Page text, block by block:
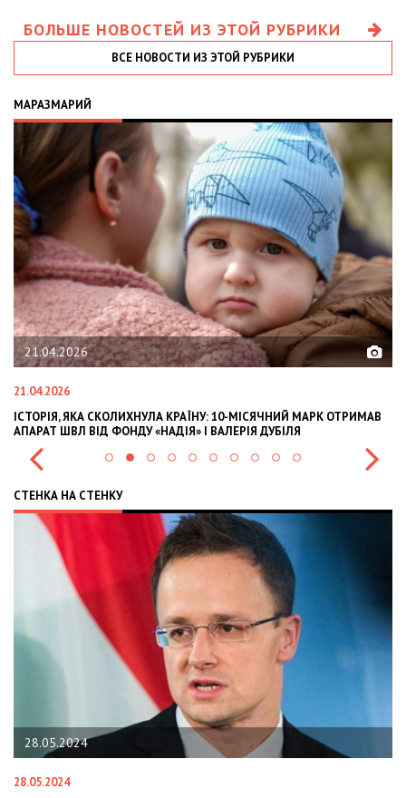
БОЛЬШЕ НОВОСТЕЙ ИЗ ЭТОЙ РУБРИКИ
ВСЕ НОВОСТИ ИЗ ЭТОЙ РУБРИКИ
МАРАЗМАРИЙ
21.04.2026
21.04.2026
ІСТОРІЯ, ЯКА СКОЛИХНУЛА КРАЇНУ: 10-МІСЯЧНИЙ МАРК ОТРИМАВ
АПАРАТ ШВЛ ВІД ФОНДУ «НАДІЯ» І ВАЛЕРІЯ ДУБІЛЯ
СТЕНКА НА СТЕНКУ
28.05.2024
28.05.2024